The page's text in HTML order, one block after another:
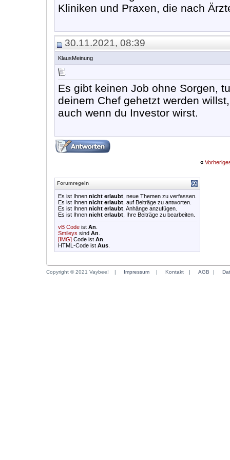
Kliniken und Praxen, die nach
30.11.2021, 08:39
KlausMeinung
Es gibt keinen Job ohne Sorgen,
deinem Chef gehetzt werden
auch wenn du Investor wirst.
«
Forumregeln
Es ist Ihnen nicht erlaubt , neue Themen zu verfassen.
Es ist Ihnen nicht erlaubt , auf Beiträge zu antworten.
Es ist Ihnen nicht erlaubt , Anhänge anzufügen.
Es ist Ihnen nicht erlaubt , Ihre Beiträge zu bearbeiten.
vB Code ist An
Smileys sind An
[IMG] Code ist An
HTML-Code ist Aus
Copyright © 2021 Vaybee! | Impressum | Kontakt | AGB |